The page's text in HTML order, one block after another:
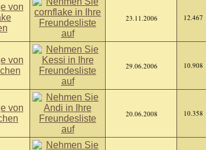
23.11.2006 12.467
29.06.2006 10.908
20.06.2008 10.358